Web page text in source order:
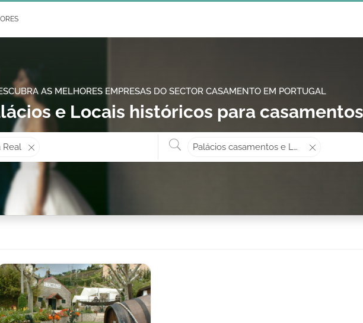
AS MELHORES EMPRESAS DO SECTOR CASAMENTO EM PORTUGAL
e Locais históricos para
Real
O que procura?
Palácios casamentos e Locais históricos